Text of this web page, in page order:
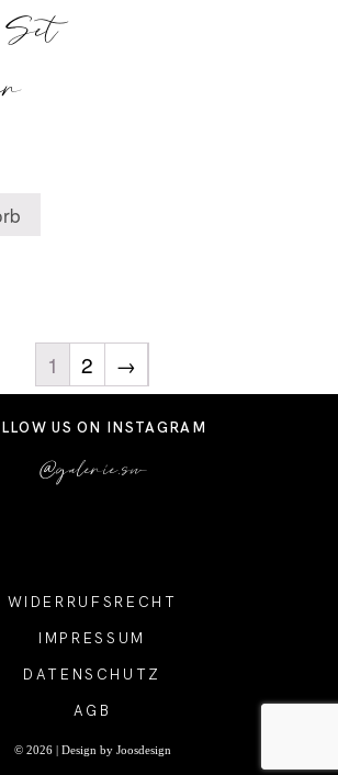
Set
1 2 →
US ON INSTAGRAM
@galerie.sw
WIDERRUFSRECHT
IMPRESSUM
DATENSCHUTZ
AGB
© 2026 |Design by Joosdesign